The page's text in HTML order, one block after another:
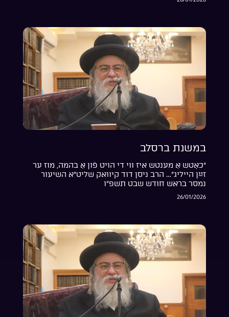
במשנת ברסלב
“כאָטש אַ מענטש איז ווי די הויט פֿון אַ בהמה, מוז ער
זײַן הייליג”… הרב ניסן דוד קיוואק שליט”א השיעור
נמסר בראש חודש שבט תשפ”ו
26/01/2026